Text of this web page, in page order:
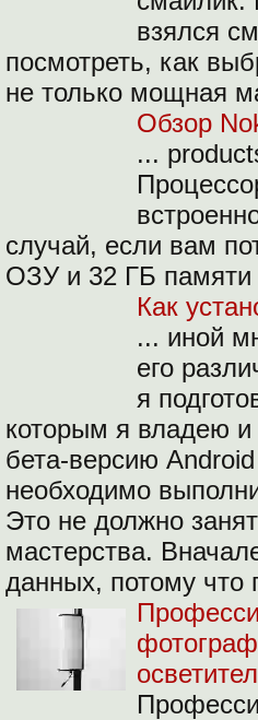
взялся
посмотреть, как
не только мощная
Обзор
...
случай, если вам
ОЗУ и 32 ГБ
Как
... иной
его
я
которым я владею
бета-версию
необходимо
Это не должно
мастерства.
данных, потому что